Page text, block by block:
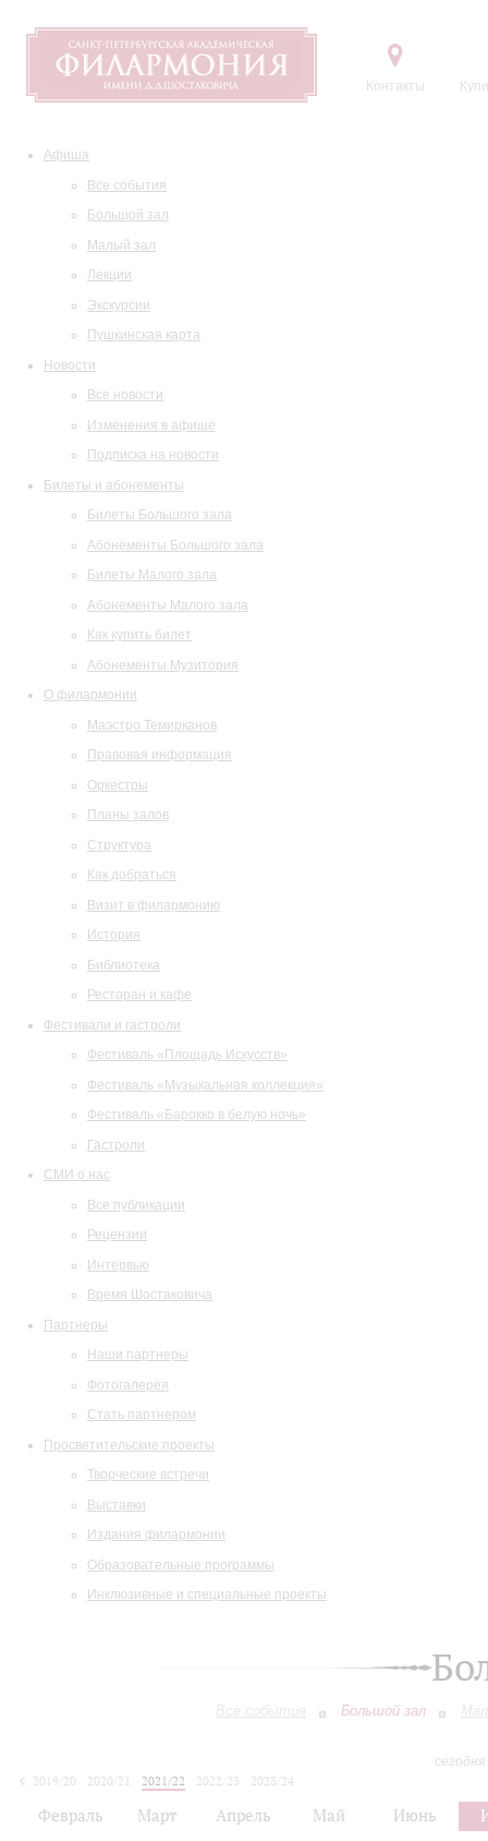
Контакты
Афиша
Все события
Большой зал
Малый зал
Лекции
Экскурсии
Пушкинская карта
Новости
Все новости
Изменения в афише
Подписка на новости
Билеты и абонементы
Билеты Большого зала
Абонементы Большого зала
Билеты Малого зала
Абонементы Малого зала
Как купить билет
Абонементы Музитория
О филармонии
Маэстро Темирканов
Правовая информация
Оркестры
Планы залов
Структура
Как добраться
Визит в филармонию
История
Библиотека
Ресторан и кафе
Фестивали и гастроли
Фестиваль «Площадь Искусств»
Фестиваль «Музыкальная коллекция»
Фестиваль «Барокко в белую ночь»
Гастроли
СМИ о нас
Все публикации
Рецензии
Интервью
Время Шостаковича
Партнеры
Наши партнеры
Фотогалерея
Стать партнером
Просветительские проекты
Творческие встречи
Выставки
Издания филармонии
Образовательные программы
Инклюзивные и специальные проекты
Все события Большой зал
2019/20
2020/21 2021/22 2022/23
2023/24
Февраль Март Апрель Май Июнь